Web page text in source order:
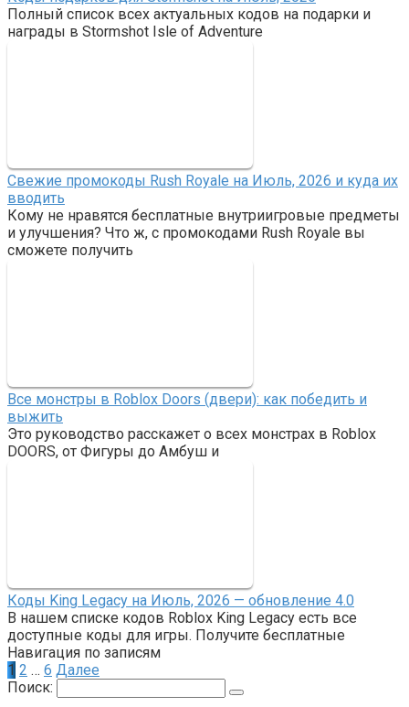
Полный список всех актуальных кодов на подарки и
награды в Stormshot Isle of Adventure
Свежие промокоды Rush Royale на Июль, 2026 и куда их
вводить
Кому не нравятся бесплатные внутриигровые предметы
и улучшения? Что ж, с промокодами Rush Royale вы
сможете получить
Все монстры в Roblox Doors (двери): как победить и
выжить
Это руководство расскажет о всех монстрах в Roblox
DOORS, от Фигуры до Амбуш и
Коды King Legacy на Июль, 2026 — обновление 4.0
В нашем списке кодов Roblox King Legacy есть все
доступные коды для игры. Получите бесплатные
Навигация по записям
1 2 … 6 Далее
Поиск: